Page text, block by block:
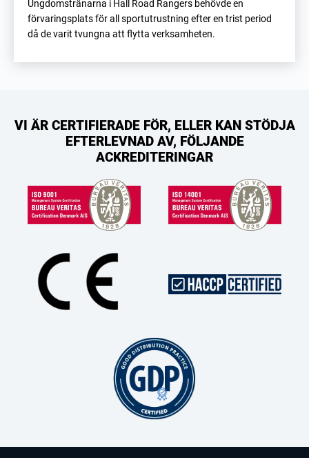
Ungdomstränarna i Hall Road Rangers behövde en
förvaringsplats för all sportutrustning efter en trist period
då de varit tvungna att flytta verksamheten.
VI ÄR CERTIFIERADE FÖR, ELLER KAN STÖDJA
EFTERLEVNAD AV, FÖLJANDE
ACKREDITERINGAR